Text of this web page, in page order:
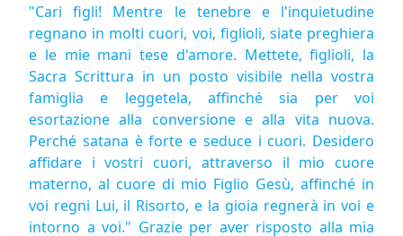
"Cari figli! Mentre le tenebre e l'inquietudine
regnano in molti cuori, voi, figlioli, siate preghiera
e le mie mani tese d'amore. Mettete, figlioli, la
Sacra Scrittura in un posto visibile nella vostra
famiglia e leggetela, affinché sia per voi
esortazione alla conversione e alla vita nuova.
Perché satana è forte e seduce i cuori. Desidero
affidare i vostri cuori, attraverso il mio cuore
materno, al cuore di mio Figlio Gesù, affinché in
voi regni Lui, il Risorto, e la gioia regnerà in voi e
intorno a voi." Grazie per aver risposto alla mia